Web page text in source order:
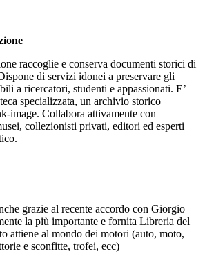
raccoglie e conserva documenti storici di
di servizi idonei a preservare gli
a ricercatori, studenti e appassionati. E’
specializzata, un archivio storico
image. Collabora attivamente con
collezionisti privati, editori ed esperti
grazie al recente accordo con Giorgio
la più importante e fornita Libreria del
attiene al mondo dei motori (auto, moto,
e sconfitte, trofei, ecc)